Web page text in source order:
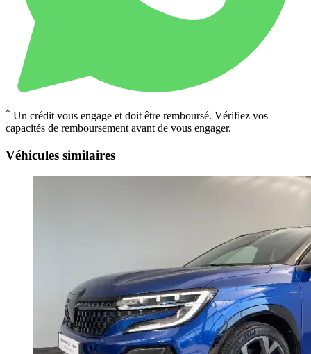
* Un crédit vous engage et doit être remboursé. Vérifiez vos
capacités de remboursement avant de vous engager.
Véhicules similaires